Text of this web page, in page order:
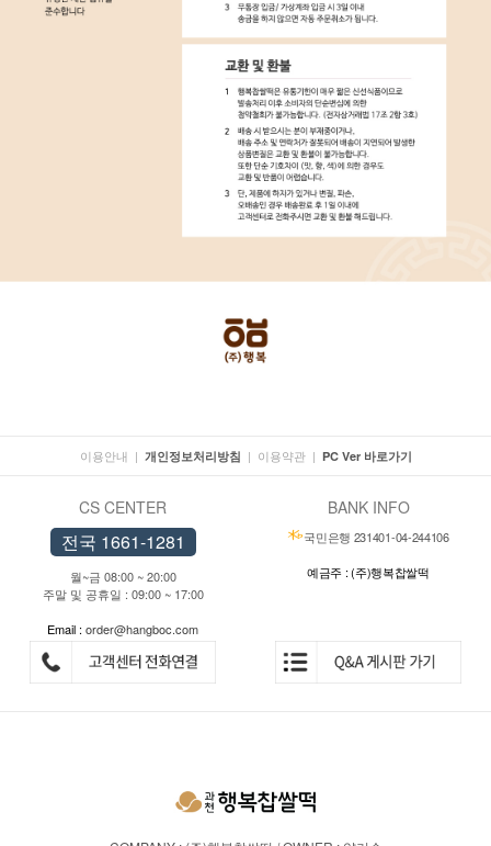
이용안내 | 개인정보처리방침 | 이용약관 | PC Ver 바로가기
CS CENTER
전국 1661-1281
월~금 08:00 ~ 20:00
주말 및 공휴일 : 09:00 ~ 17:00
Email : order@hangboc.com
BANK INFO
국민은행 231401-04-244106
예금주 : (주)행복찹쌀떡